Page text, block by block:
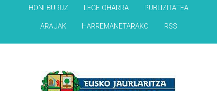
HONI BURUZ LEGE OHARRA PUBLIZITATEA
ARAUAK HARREMANETARAKO RSS